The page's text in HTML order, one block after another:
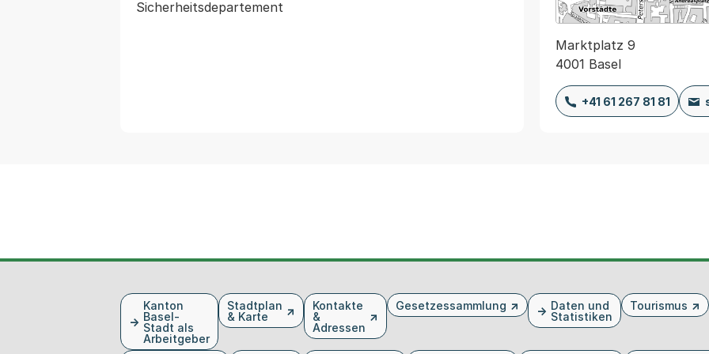
Marktplatz 9
4001 Basel
+41 61 267 81 81
Kanton
Basel-
Stadt als
Arbeitgeber
Stadtplan
& Karte
Kontakte
&
Adressen
Gesetzessammlung
Daten und
Statistiken
Tourismus